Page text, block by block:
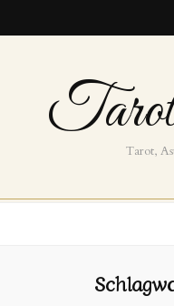
Tarot
Tarot,